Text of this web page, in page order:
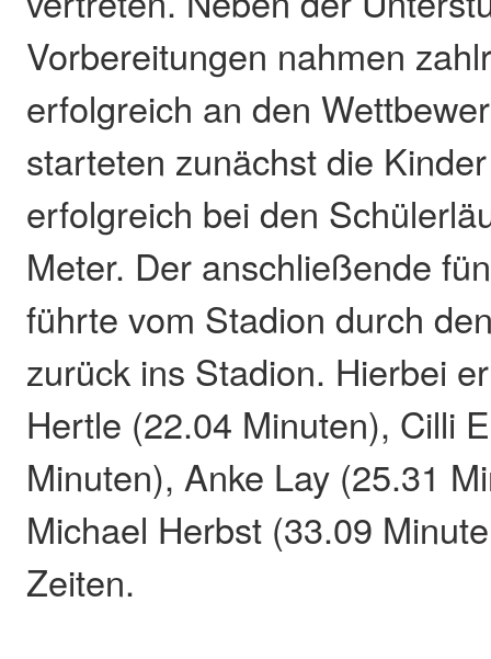
Vorbereitungen nahmen
erfolgreich an den
starteten zunächst die
erfolgreich bei den
Meter. Der anschließende
führte vom Stadion durch
zurück ins Stadion. Hierbei
Hertle (22.04 Minuten), Cilli
Minuten), Anke Lay (25.31
Michael Herbst (33.09
Zeiten.